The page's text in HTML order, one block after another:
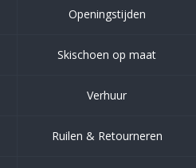
Openingstijden
Skischoen op maat
Verhuur
Ruilen & Retourneren